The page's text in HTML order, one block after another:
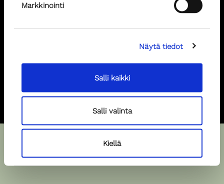
Markkinointi
Näytä tiedot
Salli kaikki
Salli valinta
Kiellä
Pursimiehenkatu 29-31 F, 00150, Helsinki, +358 40 520 4201,